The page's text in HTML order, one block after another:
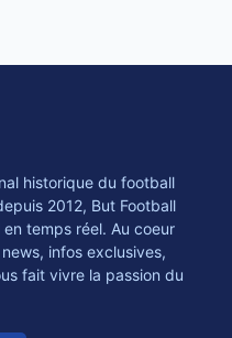
historique du football
2012, But Football
temps réel. Au coeur
infos exclusives,
fait vivre la passion du